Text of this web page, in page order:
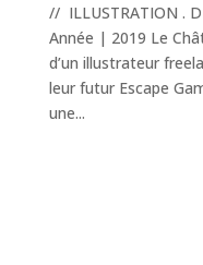
// ILLUSTRATION .
Année | 2019 Le
d’un illustrateur
leur futur Escape
une...